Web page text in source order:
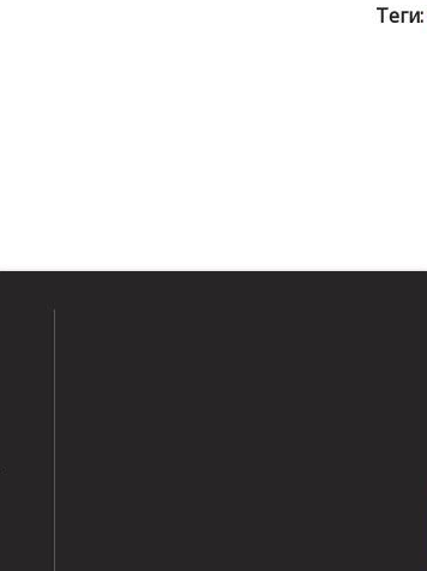
Теги: